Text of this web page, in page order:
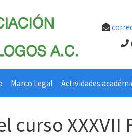
Marco Legal Actividades
curso